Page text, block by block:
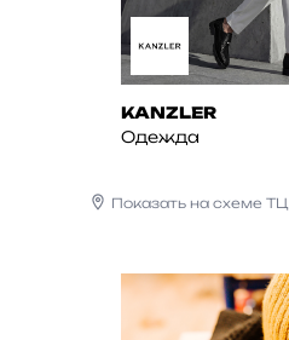
KANZLER
Одежда
Показать на схеме ТЦ